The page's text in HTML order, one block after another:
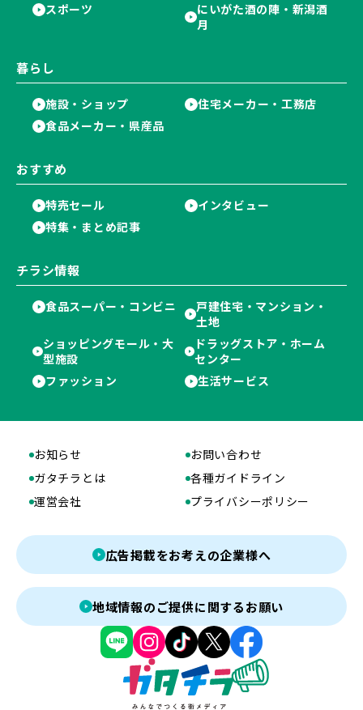
スポーツ
にいがた酒の陣・新潟酒
月
暮らし
施設・ショップ
住宅メーカー・工務店
食品メーカー・県産品
おすすめ
特売セール
インタビュー
特集・まとめ記事
チラシ情報
食品スーパー・コンビニ
戸建住宅・マンション・
土地
ショッピングモール・大
型施設
ドラッグストア・ホーム
センター
ファッション
生活サービス
お知らせ
お問い合わせ
ガタチラとは
各種ガイドライン
運営会社
プライバシーポリシー
広告掲載をお考えの企業様へ
地域情報のご提供に関するお願い